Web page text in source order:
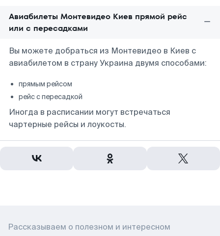
Авиабилеты Монтевидео Киев прямой рейс
или с пересадками
Вы можете добраться из Монтевидео в Киев с
авиабилетом в страну Украина двумя способами:
прямым рейсом
рейс с пересадкой
Иногда в расписании могут встречаться
чартерные рейсы и лоукосты.
Рассказываем о полезном и интересном